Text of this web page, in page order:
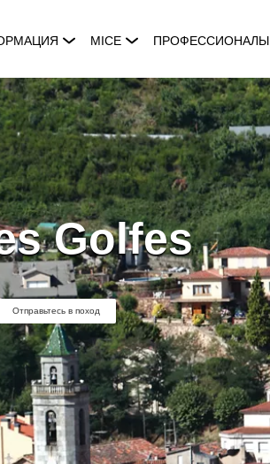
MICE ПРОФЕССИОНАЛЫ
Golfes
Отправьтесь в поход